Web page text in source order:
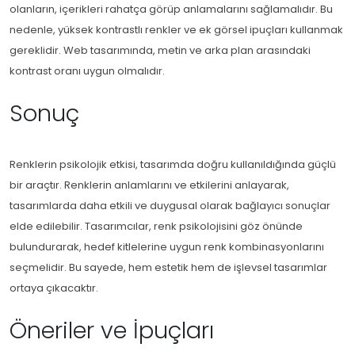
olanların, içerikleri rahatça görüp anlamalarını sağlamalıdır. Bu
nedenle, yüksek kontrastlı renkler ve ek görsel ipuçları kullanmak
gereklidir. Web tasarımında, metin ve arka plan arasındaki
kontrast oranı uygun olmalıdır.
Sonuç
Renklerin psikolojik etkisi, tasarımda doğru kullanıldığında güçlü
bir araçtır. Renklerin anlamlarını ve etkilerini anlayarak,
tasarımlarda daha etkili ve duygusal olarak bağlayıcı sonuçlar
elde edilebilir. Tasarımcılar, renk psikolojisini göz önünde
bulundurarak, hedef kitlelerine uygun renk kombinasyonlarını
seçmelidir. Bu sayede, hem estetik hem de işlevsel tasarımlar
ortaya çıkacaktır.
Öneriler ve İpuçları